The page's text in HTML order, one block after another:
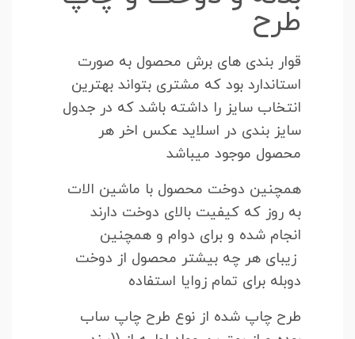
طرح
قوار بندی های برش محصول به صورت
استاندارد بود که مشتری بتواند بهترین
انتخاب سایز را داشته باشد که در جدول
سایز بندی در اسلاید عکس اخر هر
محصول موجود میباشد
همچنین دوخت محصول با ماشین الات
به روز که کیفیت بالای دوخت دارند
انجام شده و برای دوام و همچنین
زیبای هر چه بیشتر محصول از دوخت
دوبله برای تمام زوایا استفاده
طرح چاپ شده از نوع طرح چاپ ساب